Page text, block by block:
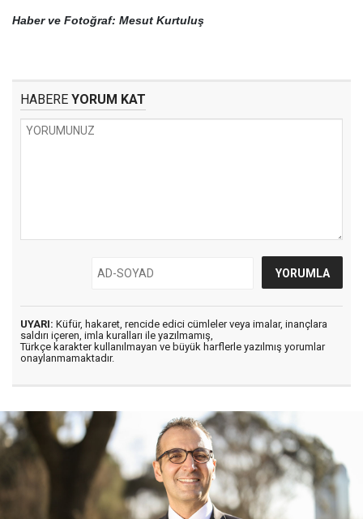
Haber ve Fotoğraf: Mesut Kurtuluş
HABERE YORUM KAT
UYARI: Küfür, hakaret, rencide edici cümleler veya imalar, inançlara
saldırı içeren, imla kuralları ile yazılmamış,
Türkçe karakter kullanılmayan ve büyük harflerle yazılmış yorumlar
onaylanmamaktadır.